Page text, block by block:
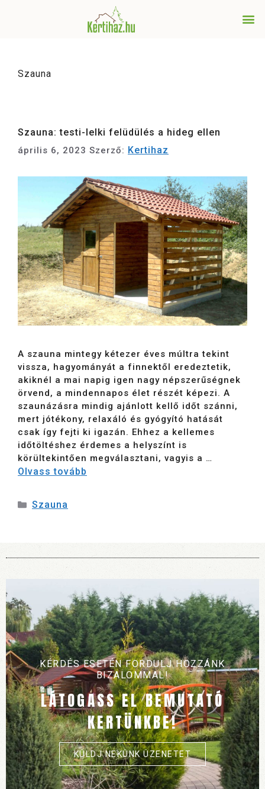
Szauna
Szauna: testi-lelki felüdülés a hideg ellen
április 6, 2023 Szerző: Kertihaz
A szauna mintegy kétezer éves múltra tekint
vissza, hagyományát a finnektől eredeztetik,
akiknél a mai napig igen nagy népszerűségnek
örvend, a mindennapos élet részét képezi. A
szaunázásra mindig ajánlott kellő időt szánni,
mert jótékony, relaxáló és gyógyító hatását
csak így fejti ki igazán. Ehhez a kellemes
időtöltéshez érdemes a helyszínt is
körültekintően megválasztani, vagyis a …
Olvass tovább
Szauna
KÉRDÉS ESETÉN FORDULJ HOZZÁNK
BIZALOMMAL!
LÁTOGASS EL BEMUTATÓ
KERTÜNKBE!
KÜLDJ NEKÜNK ÜZENETET